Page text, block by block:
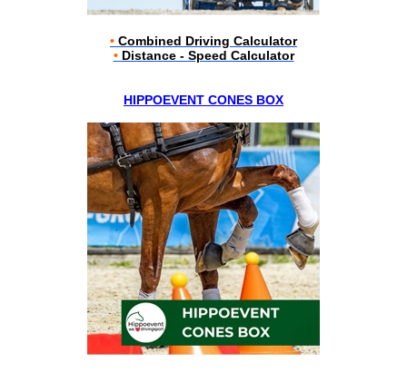
• Combined Driving Calculator
•Distance - Speed Calculator
HIPPOEVENT CONES BOX